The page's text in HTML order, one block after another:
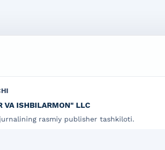
VA ISHBILARMON" LLC
rasmiy publisher tashkiloti.